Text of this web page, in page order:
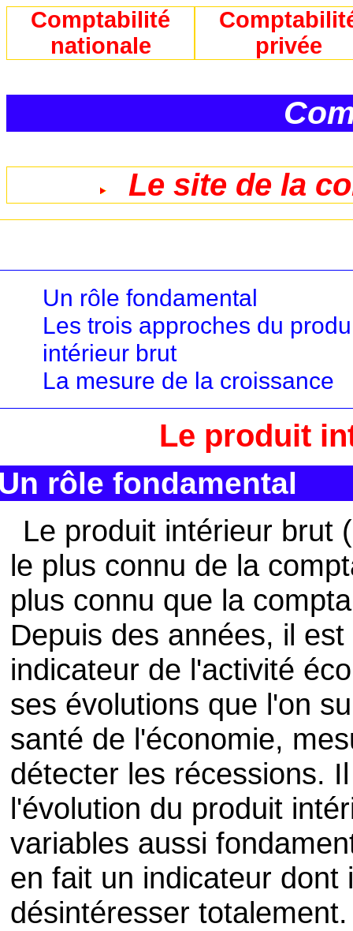
Comptabilité
nationale
privée
Le site de la
Un rôle fondamental
Les trois approches du
intérieur brut
La mesure de la croissance
Le produit
rôle fondamental
Le produit intérieur brut
le plus connu de la
plus connu que la
Depuis des années, il
indicateur de l'activité
ses évolutions que l'on
santé de l'économie,
détecter les récessions.
l'évolution du produit
variables aussi
en fait un indicateur dont
désintéresser totalement.